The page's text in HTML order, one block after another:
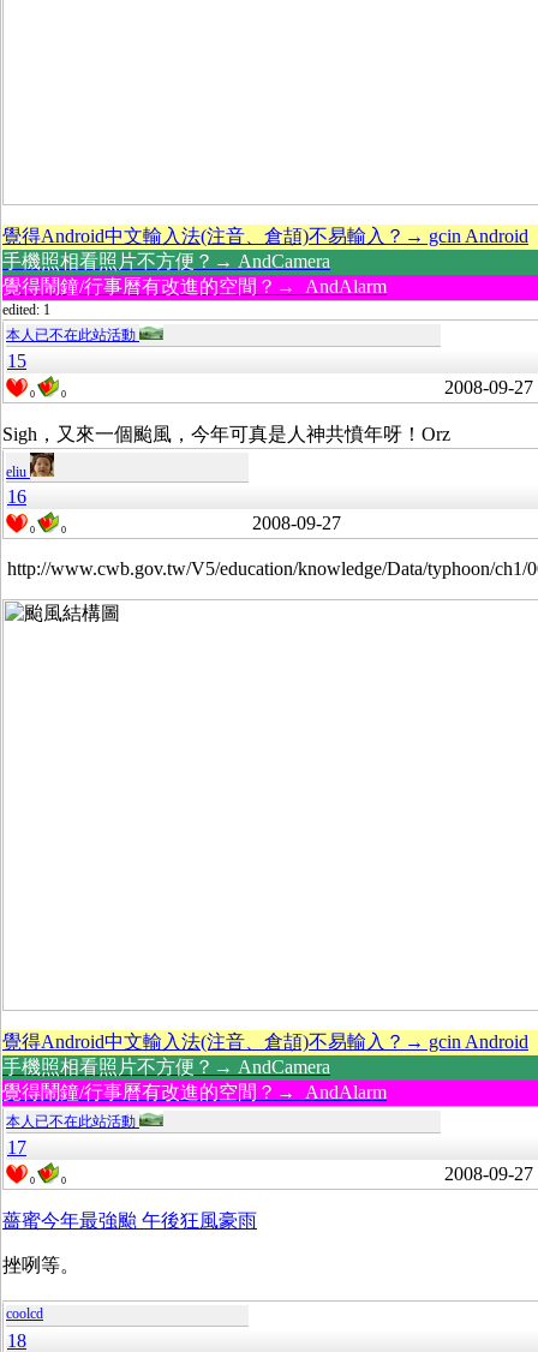
覺得Android中文輸入法(注音、倉頡)不易輸入？→ gcin Android
手機照相看照片不方便？→ AndCamera
覺得鬧鐘/行事曆有改進的空間？→ AndAlarm
edited: 1
本人已不在此站活動
15
0 0 2008-09-27
Sigh，又來一個颱風，今年可真是人神共憤年呀！Orz
eliu
16
0 0 2008-09-27
http://www.cwb.gov.tw/V5/education/knowledge/Data/typhoon/ch1/
覺得Android中文輸入法(注音、倉頡)不易輸入？→ gcin Android
手機照相看照片不方便？→ AndCamera
覺得鬧鐘/行事曆有改進的空間？→ AndAlarm
本人已不在此站活動
17
0 0 2008-09-27
薔蜜今年最強颱 午後狂風豪雨
挫咧等。
coolcd
18